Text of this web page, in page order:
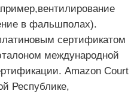
в фальшполах).
сертификатом
международной
Amazon Court
Республике,